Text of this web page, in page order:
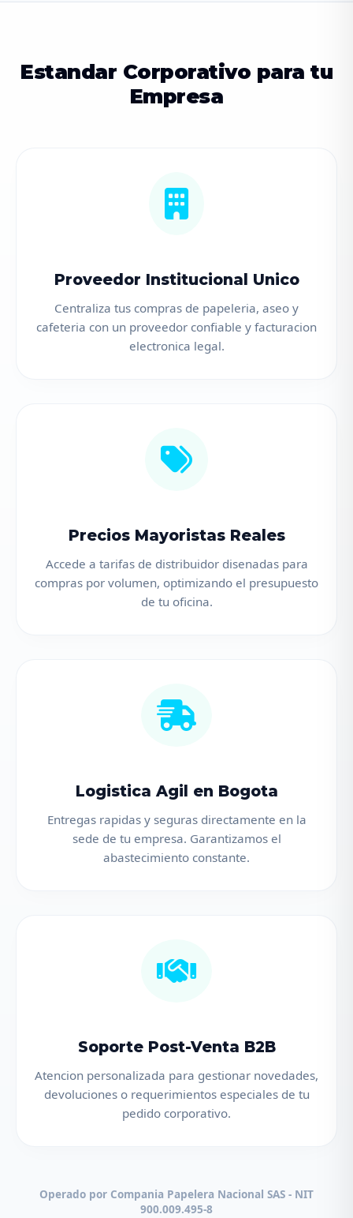
Estandar Corporativo para tu
Empresa
Proveedor Institucional Unico
Centraliza tus compras de papeleria, aseo y
cafeteria con un proveedor confiable y facturacion
electronica legal.
Precios Mayoristas Reales
Accede a tarifas de distribuidor disenadas para
compras por volumen, optimizando el presupuesto
de tu oficina.
Logistica Agil en Bogota
Entregas rapidas y seguras directamente en la
sede de tu empresa. Garantizamos el
abastecimiento constante.
Soporte Post-Venta B2B
Atencion personalizada para gestionar novedades,
devoluciones o requerimientos especiales de tu
pedido corporativo.
Operado por Compania Papelera Nacional SAS - NIT
900.009.495-8